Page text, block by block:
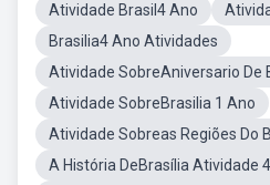
Atividade Brasil4 Ano
Brasilia4 Ano Atividades
Atividade SobreAniversario De
Atividade SobreBrasilia 1 Ano
Atividade Sobreas Regiões Do
A História DeBrasília Atividade